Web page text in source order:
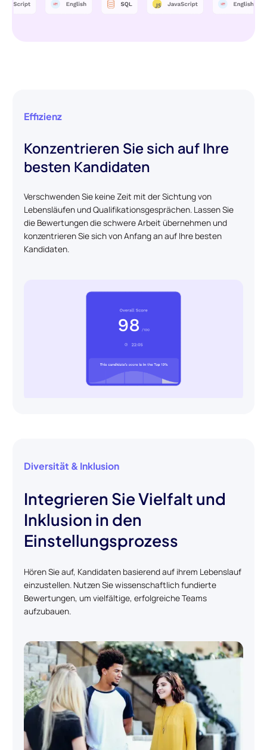
Effizienz
Konzentrieren Sie sich auf Ihre
besten Kandidaten
Verschwenden Sie keine Zeit mit der Sichtung von
Lebensläufen und Qualifikationsgesprächen. Lassen Sie
die Bewertungen die schwere Arbeit übernehmen und
konzentrieren Sie sich von Anfang an auf Ihre besten
Kandidaten.
Diversität & Inklusion
Integrieren Sie Vielfalt und
Inklusion in den
Einstellungsprozess
Hören Sie auf, Kandidaten basierend auf ihrem Lebenslauf
einzustellen. Nutzen Sie wissenschaftlich fundierte
Bewertungen, um vielfältige, erfolgreiche Teams
aufzubauen.